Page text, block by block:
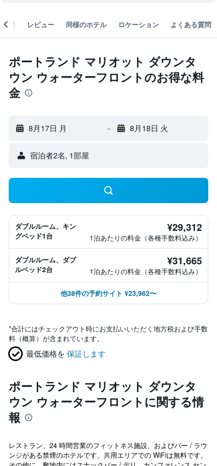
概要 レビュー 同様のホテル ロケーション よくある質問
ポートランド マリオット ダウンタ
ウン ウォーターフロントのお得な料
金
8月17日 月 - 8月18日 火
宿泊者2名, 1​部屋
ダブルルーム、キン
グベッド1台
¥29,312
1泊あたりの料金（各種手数料込み）
ダブルルーム、ダブ
ルベッド2台
¥31,665
1泊あたりの料金（各種手数料込み）
他38件の予約サイト ¥23,962〜
*合計にはチェックアウト時にお支払いいただく地方税および手数
料（概算）が含まれています。
最低価格を 保証します
ポートランド マリオット ダウンタ
ウン ウォーターフロントに関する情
報
レストラン、24 時間営業のフィットネス施設、およびバー / ラウ
ンジがある禁煙のホテルです。共用エリアでの WiFiは無料です。